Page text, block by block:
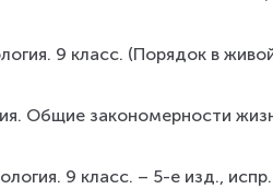
9 класс. (Порядок в
Общие закономерности
9 класс. – 5-е изд.,